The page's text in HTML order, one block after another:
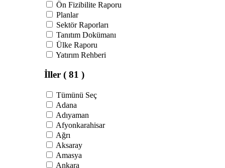
Ön Fizibilite Raporu
Planlar
Sektör Raporları
Tanıtım Dokümanı
Ülke Raporu
Yatırım Rehberi
İller ( 81 )
Tümünü Seç
Adana
Adıyaman
Afyonkarahisar
Ağrı
Aksaray
Amasya
Ankara